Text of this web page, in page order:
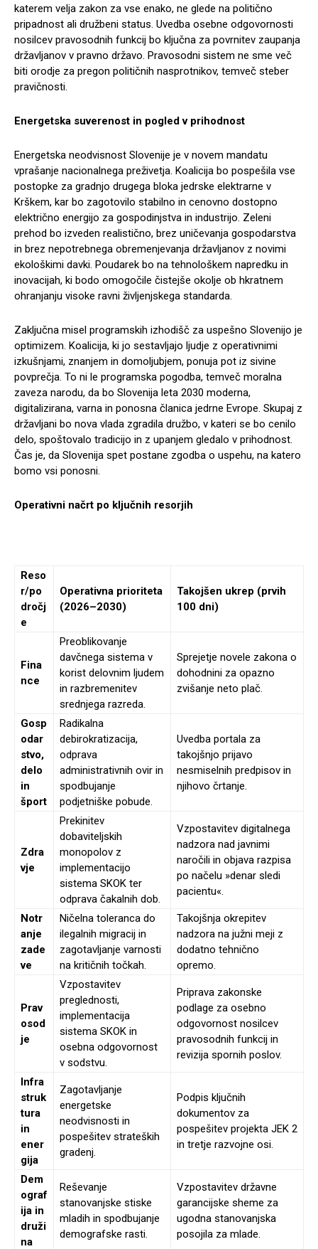
katerem velja zakon za vse enako, ne glede na politično
pripadnost ali družbeni status. Uvedba osebne odgovornosti
nosilcev pravosodnih funkcij bo ključna za povrnitev zaupanja
državljanov v pravno državo. Pravosodni sistem ne sme več
biti orodje za pregon političnih nasprotnikov, temveč steber
pravičnosti.
Energetska suverenost in pogled v prihodnost
Energetska neodvisnost Slovenije je v novem mandatu
vprašanje nacionalnega preživetja. Koalicija bo pospešila vse
postopke za gradnjo drugega bloka jedrske elektrarne v
Krškem, kar bo zagotovilo stabilno in cenovno dostopno
električno energijo za gospodinjstva in industrijo. Zeleni
prehod bo izveden realistično, brez uničevanja gospodarstva
in brez nepotrebnega obremenjevanja državljanov z novimi
ekološkimi davki. Poudarek bo na tehnološkem napredku in
inovacijah, ki bodo omogočile čistejše okolje ob hkratnem
ohranjanju visoke ravni življenjskega standarda.
Zaključna misel programskih izhodišč za uspešno Slovenijo je
optimizem. Koalicija, ki jo sestavljajo ljudje z operativnimi
izkušnjami, znanjem in domoljubjem, ponuja pot iz sivine
povprečja. To ni le programska pogodba, temveč moralna
zaveza narodu, da bo Slovenija leta 2030 moderna,
digitalizirana, varna in ponosna članica jedrne Evrope. Skupaj z
državljani bo nova vlada zgradila družbo, v kateri se bo cenilo
delo, spoštovalo tradicijo in z upanjem gledalo v prihodnost.
Čas je, da Slovenija spet postane zgodba o uspehu, na katero
bomo vsi ponosni.
Operativni načrt po ključnih resorjih
Reso
r/po
dročj
e
Operativna prioriteta
(2026–2030)
Takojšen ukrep (prvih
100 dni)
Fina
nce
Preoblikovanje
davčnega sistema v
korist delovnim ljudem
in razbremenitev
srednjega razreda.
Sprejetje novele zakona o
dohodnini za opazno
zvišanje neto plač.
Gosp
odar
stvo,
delo
in
šport
Radikalna
debirokratizacija,
odprava
administrativnih ovir in
spodbujanje
podjetniške pobude.
Uvedba portala za
takojšnjo prijavo
nesmiselnih predpisov in
njihovo črtanje.
Zdra
vje
Prekinitev
dobaviteljskih
monopolov z
implementacijo
sistema SKOK ter
odprava čakalnih dob.
Vzpostavitev digitalnega
nadzora nad javnimi
naročili in objava razpisa
po načelu »denar sledi
pacientu«.
Notr
anje
zade
ve
Ničelna toleranca do
ilegalnih migracij in
zagotavljanje varnosti
na kritičnih točkah.
Takojšnja okrepitev
nadzora na južni meji z
dodatno tehnično
opremo.
Prav
osod
je
Vzpostavitev
preglednosti,
implementacija
sistema SKOK in
osebna odgovornost
v sodstvu.
Priprava zakonske
podlage za osebno
odgovornost nosilcev
pravosodnih funkcij in
revizija spornih poslov.
Infra
struk
tura
in
ener
gija
Zagotavljanje
energetske
neodvisnosti in
pospešitev strateških
gradenj.
Podpis ključnih
dokumentov za
pospešitev projekta JEK 2
in tretje razvojne osi.
Dem
ograf
ija in
druži
na
Reševanje
stanovanjske stiske
mladih in spodbujanje
demografske rasti.
Vzpostavitev državne
garancijske sheme za
ugodna stanovanjska
posojila za mlade.